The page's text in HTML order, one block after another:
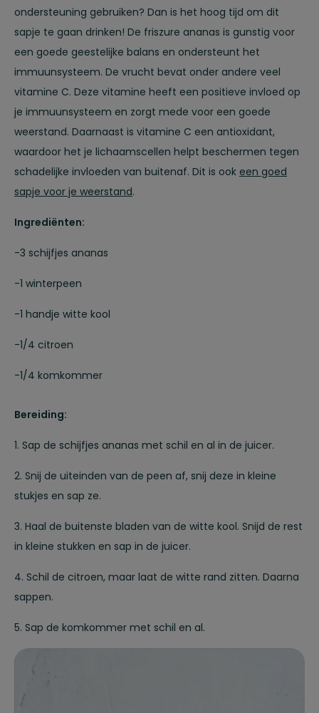
ondersteuning gebruiken? Dan is het hoog tijd om dit
sapje te gaan drinken! De friszure ananas is gunstig voor
een goede geestelijke balans en ondersteunt het
immuunsysteem. De vrucht bevat onder andere veel
vitamine C. Deze vitamine heeft een positieve invloed op
je immuunsysteem en zorgt mede voor een goede
weerstand. Daarnaast is vitamine C een antioxidant,
waardoor het je lichaamscellen helpt beschermen tegen
schadelijke invloeden van buitenaf. Dit is ook een goed
sapje voor je weerstand.
Ingrediënten:
-3 schijfjes ananas
-1 winterpeen
-1 handje witte kool
-1/4 citroen
-1/4 komkommer
Bereiding:
1. Sap de schijfjes ananas met schil en al in de juicer.
2. Snij de uiteinden van de peen af, snij deze in kleine
stukjes en sap ze.
3. Haal de buitenste bladen van de witte kool. Snijd de rest
in kleine stukken en sap in de juicer.
4. Schil de citroen, maar laat de witte rand zitten. Daarna
sappen.
5. Sap de komkommer met schil en al.